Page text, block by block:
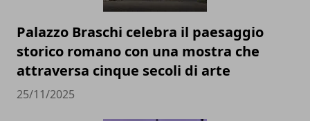
Palazzo Braschi celebra il paesaggio
storico romano con una mostra che
attraversa cinque secoli di arte
25/11/2025